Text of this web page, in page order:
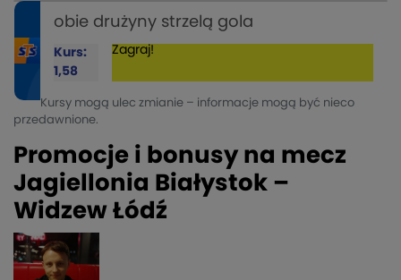
obie drużyny strzelą gola
Kurs:
1,58
Zagraj!
Kursy mogą ulec zmianie – informacje mogą być nieco
przedawnione.
Promocje i bonusy na mecz
Jagiellonia Białystok –
Widzew Łódź